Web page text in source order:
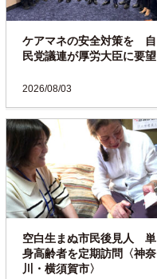
2026/08/03
ケアマネの安全対策を 自
民党議連が厚労大臣に要望
空白生まぬ市民後見人 単
身高齢者を定期訪問〈神奈
川・横須賀市〉